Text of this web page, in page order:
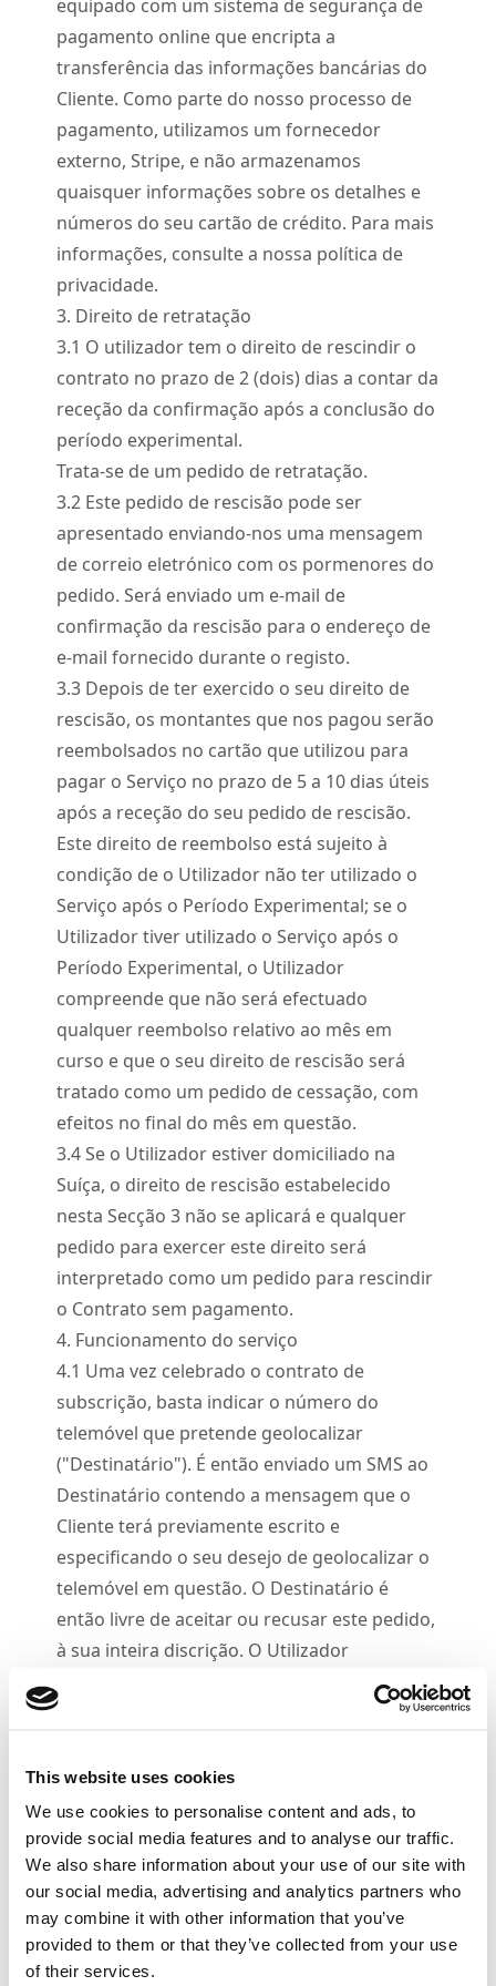
This website uses cookies
We use cookies to personalise content and ads, to
provide social media features and to analyse our traffic.
We also share information about your use of our site with
our social media, advertising and analytics partners who
may combine it with other information that you’ve
provided to them or that they’ve collected from your use
of their services.
equipado com um sistema de segurança de
pagamento online que encripta a
transferência das informações bancárias do
Cliente. Como parte do nosso processo de
pagamento, utilizamos um fornecedor
externo, Stripe, e não armazenamos
quaisquer informações sobre os detalhes e
números do seu cartão de crédito. Para mais
informações, consulte a nossa política de
privacidade.
3. Direito de retratação
3.1 O utilizador tem o direito de rescindir o
contrato no prazo de 2 (dois) dias a contar da
receção da confirmação após a conclusão do
período experimental.
Trata-se de um pedido de retratação.
3.2Este pedido de rescisão pode ser
apresentado enviando-nos uma mensagem
de correio eletrónico com os pormenores do
pedido. Será enviado um e-mail de
confirmação da rescisão para o endereço de
e-mail fornecido durante o registo.
3.3Depois de ter exercido o seu direito de
rescisão, os montantes que nos pagou serão
reembolsados no cartão que utilizou para
pagar o Serviço no prazo de 5 a 10 dias úteis
após a receção do seu pedido de rescisão.
Este direito de reembolso está sujeito à
condição de o Utilizador não ter utilizado o
Serviço após o Período Experimental; se o
Utilizador tiver utilizado o Serviço após o
Período Experimental, o Utilizador
compreende que não será efectuado
qualquer reembolso relativo ao mês em
curso e que o seu direito de rescisão será
tratado como um pedido de cessação, com
efeitos no final do mês em questão.
3.4Se o Utilizador estiver domiciliado na
Suíça, o direito de rescisão estabelecido
nesta Secção 3 não se aplicará e qualquer
pedido para exercer este direito será
interpretado como um pedido para rescindir
o Contrato sem pagamento.
4. Funcionamento do serviço
4.1 Uma vez celebrado o contrato de
subscrição, basta indicar o número do
telemóvel que pretende geolocalizar
("Destinatário"). É então enviado um SMS ao
Destinatário contendo a mensagem que o
Cliente terá previamente escrito e
especificando o seu desejo de geolocalizar o
telemóvel em questão. O Destinatário é
então livre de aceitar ou recusar este pedido,
à sua inteira discrição. O Utilizador
reconhece que a OMRON não pode garantir
que os Destinatários aceitem o seu pedido de
implica qualquer responsabilidade ou direito
a qualquer reembolso da OMRON para com
o Utilizador.
4.2O Utilizador tem o direito de enviar um
número ilimitado de pedidos aos
Destinatários da sua escolha, durante o
período de vigência do seu Contrato.